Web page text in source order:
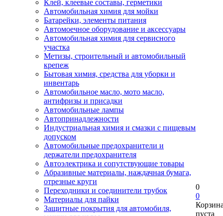
Клей, клеевые составы, герметики
Автомобильная химия для мойки
Батарейки, элементы питания
Автомоечное оборудование и аксессуары
Автомобильная химия для сервисного
участка
Метизы, строительный и автомобильный
крепеж
Бытовая химия, средства для уборки и
инвентарь
Автомобильное масло, мото масло,
антифризы и присадки
Автомобильные лампы
Автопринадлежности
Индустриальная химия и смазки с пищевым
допуском
Автомобильные предохранители и
держатели предохранителя
Автоэлектрика и сопутствующие товары
Абразивные материалы, наждачная бумага,
отрезные круги
Переходники и соединители трубок
Материалы для пайки
Защитные покрытия для автомобиля,
0
0
пуста